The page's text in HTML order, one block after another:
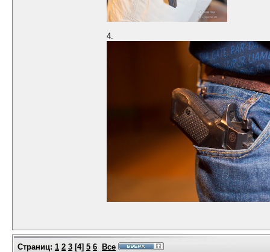
4.
Страниц: 1 2 3 [4] 5 6 Все